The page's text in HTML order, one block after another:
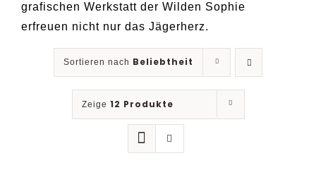
grafischen Werkstatt der Wilden Sophie
erfreuen nicht nur das Jägerherz.
Sortieren nach Beliebtheit
Zeige 12 Produkte